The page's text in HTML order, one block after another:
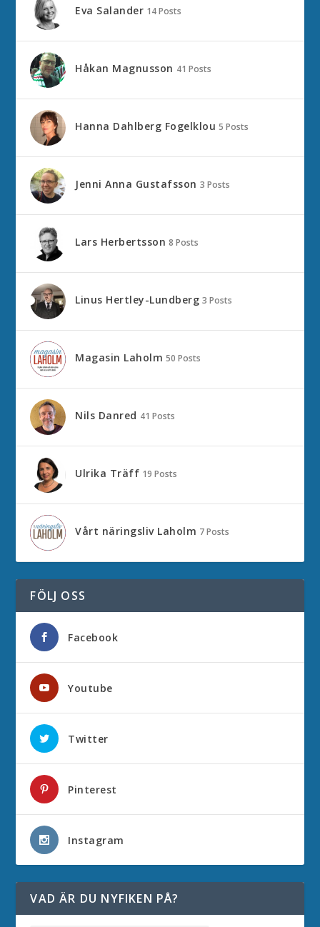
Eva Salander 14 Posts
Håkan Magnusson 41 Posts
Hanna Dahlberg Fogelklou 5 Posts
Jenni Anna Gustafsson 3 Posts
Lars Herbertsson 8 Posts
Linus Hertley-Lundberg 3 Posts
Magasin Laholm 50 Posts
Nils Danred 41 Posts
Ulrika Träff 19 Posts
Vårt näringsliv Laholm 7 Posts
FÖLJ OSS
Facebook
Youtube
Twitter
Pinterest
Instagram
VAD ÄR DU NYFIKEN PÅ?